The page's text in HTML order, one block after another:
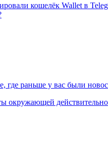
кошелёк Wallet в
где раньше у вас были
окружающей